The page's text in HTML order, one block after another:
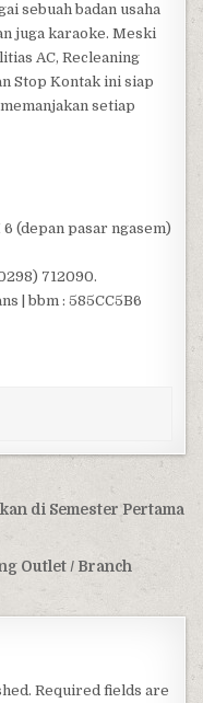
sebuah badan usaha
juga karaoke. Meski
AC, Recleaning
Stop Kontak ini siap
setiap
(depan pasar ngasem)
712090.
| bbm : 585CC5B6
di Semester Pertama
Outlet / Branch
Required fields are